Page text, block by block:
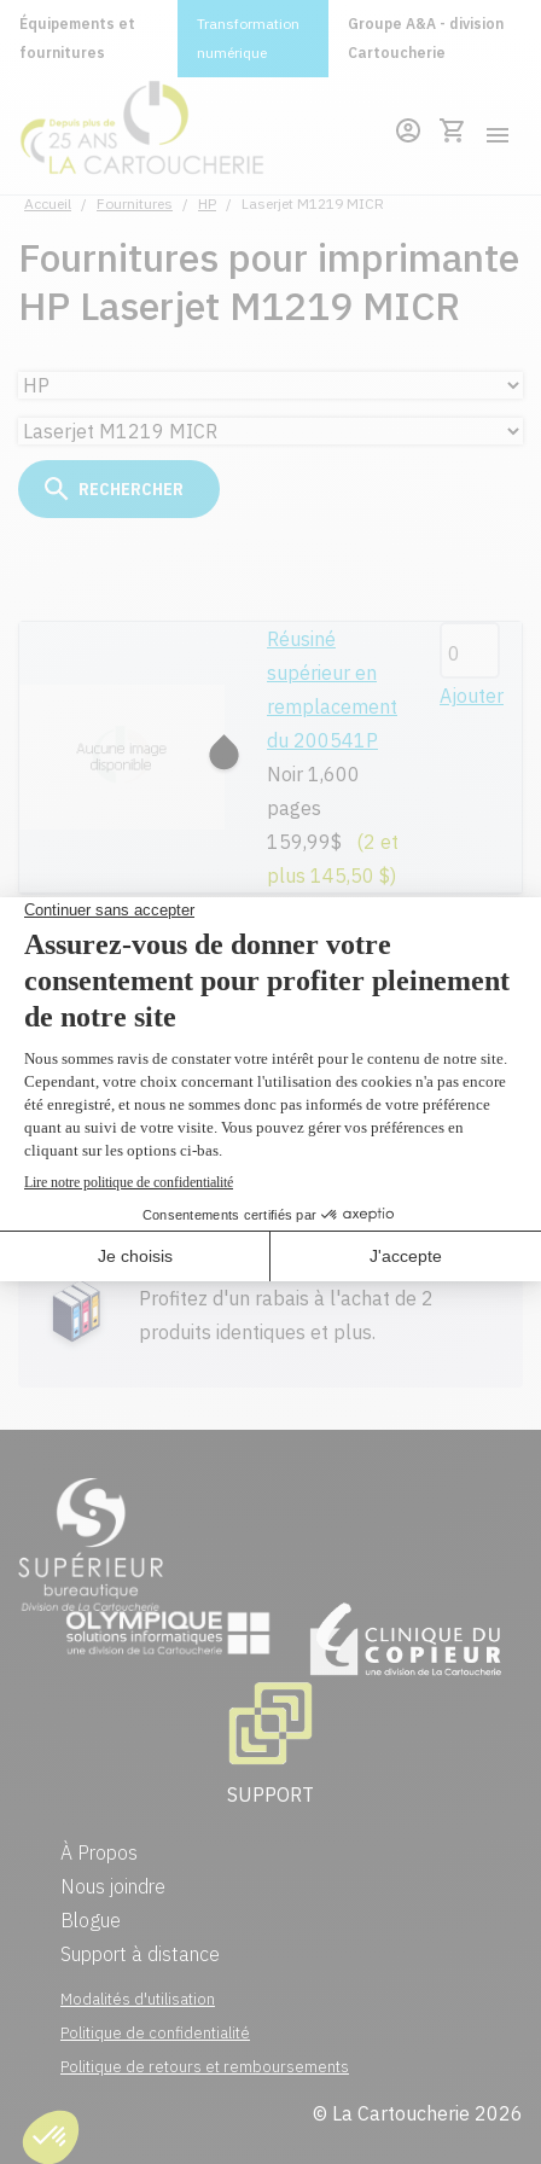
Équipements et
fournitures
Transformation
numérique
Groupe A&A - division
Cartoucherie
Accueil / Fournitures / HP / Laserjet M1219 MICR
Fournitures pour imprimante
HP Laserjet M1219 MICR
Réusiné
supérieur en
remplacement
du 200541P
Noir 1,600
pages
159,99$
(2 et
plus 145,50 $)
Ajouter
Toutes nos cartouches réusinées sont
garanties.
Livraison gratuite sur tout achat de
Profitez d'un rabais à l'achat de 2
produits identiques et plus.
SUPPORT
À Propos
Nous joindre
Blogue
Support à distance
Modalités d'utilisation
Politique de confidentialité
Politique de retours et remboursements
© La Cartoucherie 2026